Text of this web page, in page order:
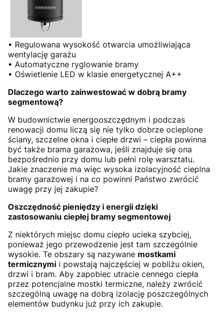
• Regulowana wysokość otwarcia umożliwiająca
wentylację garażu
• Automatyczne ryglowanie bramy
• Oświetlenie LED w klasie energetycznej A++
Dlaczego warto zainwestować w dobrą bramy
segmentową?
W budownictwie energooszczędnym i podczas
renowacji domu liczą się nie tylko dobrze ocieplone
ściany, szczelne okna i ciepłe drzwi – ciepła powinna
być także brama garażowa, jeśli znajduje się ona
bezpośrednio przy domu lub pełni rolę warsztatu.
Jakie znaczenie ma więc wysoka izolacyjność cieplna
bramy garażowej i na co powinni Państwo zwrócić
uwagę przy jej zakupie?
Oszczędność pieniędzy i energii dzięki
zastosowaniu ciepłej bramy segmentowej
Z niektórych miejsc domu ciepło ucieka szybciej,
ponieważ jego przewodzenie jest tam szczególnie
wysokie. Te obszary są nazywane mostkami
termicznymi i powstają najczęściej w pobliżu okien,
drzwi i bram. Aby zapobiec utracie cennego ciepła
przez potencjalne mostki termiczne, należy zwrócić
szczególną uwagę na dobrą izolację poszczególnych
elementów budynku już przy ich zakupie.